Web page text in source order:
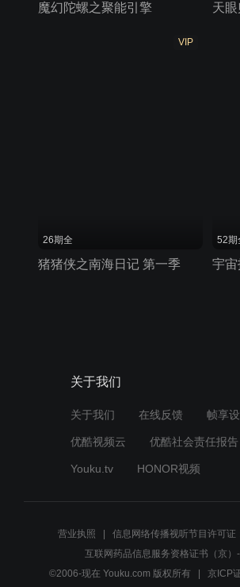
魔幻陀螺之聚能引擎 天
VIP
26期全
猪猪侠之南海日记 第一季
52期
宇宙
关于我们
关于我们 在线反馈 帧享
优酷视频云 优酷社会责任报告
Youku.tv HONOR视频
营业执照 信息网络传播视听节目许可
互联网药品信息服务资格证书（京
©2006-现在 Youku.com 版权所有
京ICP